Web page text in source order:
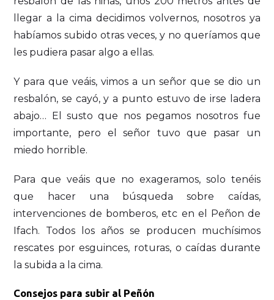
llegar a la cima decidimos volvernos, nosotros ya
habíamos subido otras veces, y no queríamos que
les pudiera pasar algo a ellas.
Y para que veáis, vimos a un señor que se dio un
resbalón, se cayó, y a punto estuvo de irse ladera
abajo… El susto que nos pegamos nosotros fue
importante, pero el señor tuvo que pasar un
miedo horrible.
Para que veáis que no exageramos, solo tenéis
que hacer una búsqueda sobre caídas,
intervenciones de bomberos, etc en el Peñon de
Ifach. Todos los años se producen muchísimos
rescates por esguinces, roturas, o caídas durante
la subida a la cima.
Consejos para subir al Peñón